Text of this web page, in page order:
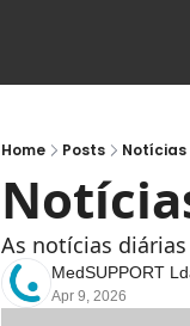
Home Posts Notícias
As notícias
MedSUPPORT
Apr 9, 2026